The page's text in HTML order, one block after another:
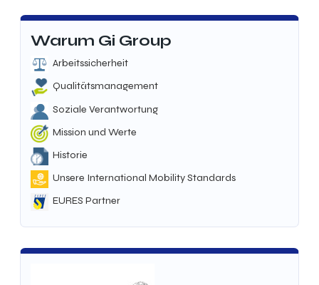
Warum Gi Group
Arbeitssicherheit
Qualitätsmanagement
Soziale Verantwortung
Mission und Werte
Historie
Unsere International Mobility Standards
EURES Partner